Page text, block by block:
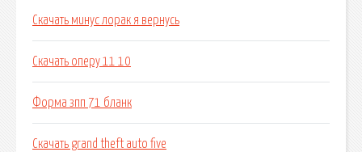
Скачать минус лорак я вернусь
Скачать оперу 11 10
Форма зпп 71 бланк
Скачать grand theft auto five